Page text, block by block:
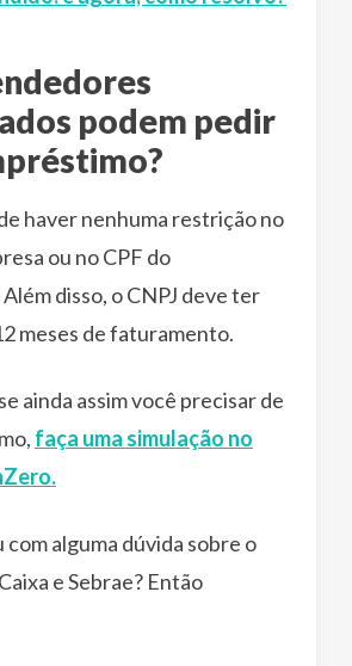
podem pedir
haver nenhuma restrição no
ou no CPF do
disso, o CNPJ deve ter
meses de faturamento.
ainda assim você precisar de
faça uma simulação no
com alguma dúvida sobre o
e Sebrae? Então